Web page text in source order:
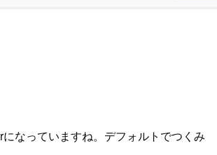
なっていますね。デフォルトでつくみ